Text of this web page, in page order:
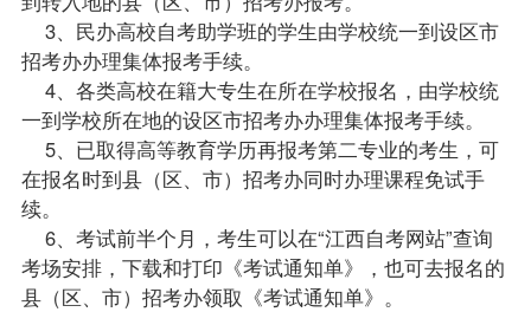
3、民办高校自考助学班的学生由学校统一到设区市
招考办办理集体报考手续。
4、各类高校在籍大专生在所在学校报名，由学校统
一到学校所在地的设区市招考办办理集体报考手续。
5、已取得高等教育学历再报考第二专业的考生，可
在报名时到县（区、市）招考办同时办理课程免试手
续。
6、考试前半个月，考生可以在“江西自考网站”查询
考场安排，下载和打印《考试通知单》，也可去报名的
县（区、市）招考办领取《考试通知单》。